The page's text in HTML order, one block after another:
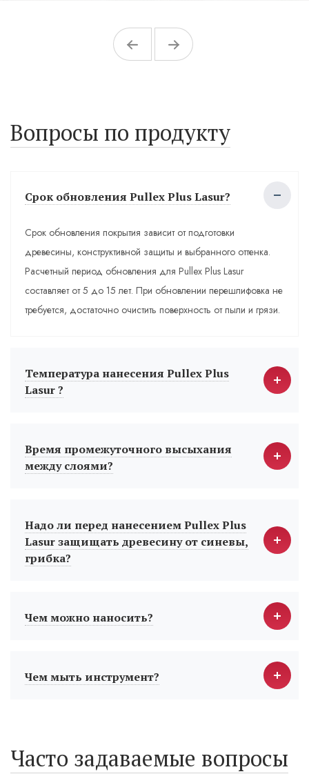
Вопросы по продукту
Срок обновления Pullex Plus Lasur?
Срок обновления покрытия зависит от подготовки
древесины, конструктивной защиты и выбранного оттенка.
Расчетный период обновления для Pullex Plus Lasur
составляет от 5 до 15 лет. При обновлении перешлифовка не
требуется, достаточно очистить поверхность от пыли и грязи.
Температура нанесения Pullex Plus
Lasur ?
Время промежуточного высыхания
между слоями?
Надо ли перед нанесением Pullex Plus
Lasur защищать древесину от синевы,
грибка?
Чем можно наносить?
Чем мыть инструмент?
Часто задаваемые вопросы